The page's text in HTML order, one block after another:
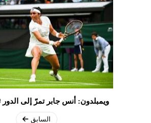
ويمبلدون: أنس جابر تمرّ إلى الدور
السابق